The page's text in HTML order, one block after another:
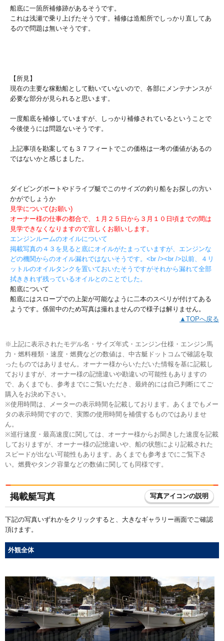
船底に一箇所補修跡があるそうです。
これは浅瀬で乗り上げたそうです。補修は造船所でしっかり直してあ
るので問題は無いそうです。
【所見】
現在の主要な稼動船として動いていないので、各部にメンテナンスが
必要な部分が見られると思います。
一度船底を補修していますが、しっかり補修されているということで
今後使うには問題ないそうです。
上記事項を勘案しても３７フィートでこの価格は一考の価値があるの
ではないかと感じました。
ダイビングボートやドライブ艇でこのサイズの釣り船をお探しの方い
かがでしょうか
見学について(お願い)
オーナー様の仕事の都合で、１月２５日から３月１０日頃までの間は
見学できなくなりますので宜しくお願いします。
エンジンルームのオイルについて
掲載写真の４３を見ると底にオイルがたまっていますが、エンジンな
どの機関からのオイル漏れではないそうです。<br /><br />以前、４リ
ットルのオイルタンクを置いておいたそうですがそれから漏れて全部
拭ききれず残っているオイルとのことでした。
船底について
船底にはスロープでの上架が可能なように二本のスベリが付けてある
ようです。係留中のため写真は撮れませんので様子は解りません。
▲TOPへ戻る
※上記に表示されたモデル名・サイズ年式・エンジン仕様・エンジン馬
力・燃料種類・速度・燃費などの数値は、中古艇ドットコムで確認を取
ったものではありません。オーナー様からいただいた情報を基に記載し
ておりますが、オーナー様の記憶違いや勘違いの可能性もありますの
で、あくまでも、参考までにご覧いただき、最終的には自己判断にてご
購入をお決め下さい。
※使用時間は、メーターの表示時間を記載しております。あくまでもメー
タの表示時間ですので、実際の使用時間を補償するものではありませ
ん。
※巡行速度・最高速度に関しては、オーナー様からお聞きした速度を記載
しておりますが、オーナー様の記憶違いや、船の状態により記載された
スピードが出ない可能性もあります。あくまでも参考までにご覧下さ
い。燃費やタンク容量などの数値に関しても同様です。
掲載艇写真 写真アイコンの説明
下記の写真いずれかをクリックすると、大きなギャラリー画面でご確認
頂けます。
外観全体